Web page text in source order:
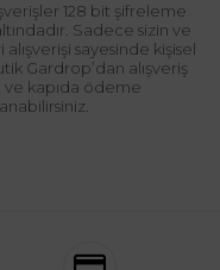
128 bit şifreleme
Sadece sizin ve
sayesinde kişisel
Gardrop’dan alışveriş
ve kapıda ödeme